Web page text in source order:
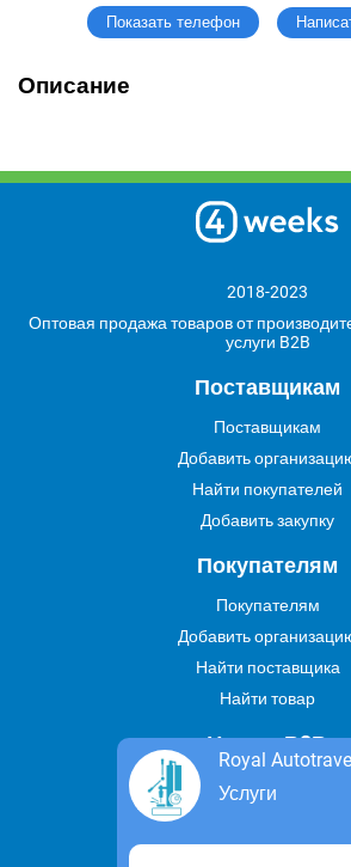
Показать телефон
Описание
Royal
Услуги
2018-2023
Оптовая продажа товаров от
услуги B2B
Поставщикам
Поставщикам
Добавить
Найти покупателей
Добавить закупку
Покупателям
Покупателям
Добавить
Найти поставщика
Найти товар
Услуги В2В
Найти услугу
Предложить свою
Дропшиппинг